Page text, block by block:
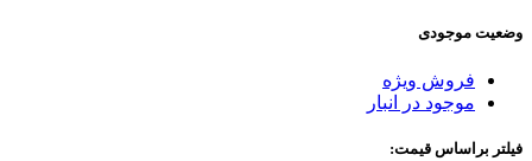
وضعیت موجودی
فروش ویژه
موجود در انبار
فیلتر براساس قیمت: